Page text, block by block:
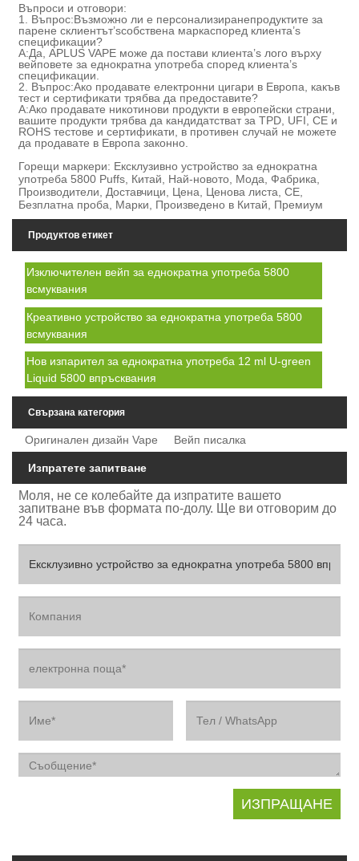
Въпроси и отговори:
1. Въпрос:Възможно ли е персонализиранепродуктите за
парене склиентът’sсобствена маркаспоред клиента’s
спецификации?
A:Да, APLUS VAPE може да постави клиента’s лого върху
вейповете за еднократна употреба според клиента’s
спецификации.
2. Въпрос:Ако продавате електронни цигари в Европа, какъв
тест и сертификати трябва да предоставите?
A:Ако продавате никотинови продукти в европейски страни,
вашите продукти трябва да кандидатстват за TPD, UFI, CE и
ROHS тестове и сертификати, в противен случай не можете
да продавате в Европа законно.
Горещи маркери: Ексклузивно устройство за еднократна
употреба 5800 Puffs, Китай, Най-новото, Мода, Фабрика,
Производители, Доставчици, Цена, Ценова листа, CE,
Безплатна проба, Марки, Произведено в Китай, Премиум
Продуктов етикет
Изключителен вейп за еднократна употреба 5800
всмуквания
Креативно устройство за еднократна употреба 5800
всмуквания
Нов изпарител за еднократна употреба 12 ml U-green
Liquid 5800 впръсквания
Свързана категория
Оригинален дизайн Vape Вейп писалка
Изпратете запитване
Моля, не се колебайте да изпратите вашето
запитване във формата по-долу. Ще ви отговорим до
24 часа.